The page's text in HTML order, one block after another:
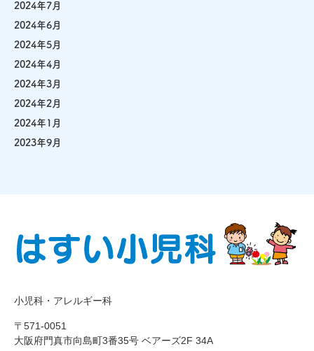
2024年7月
2024年6月
2024年5月
2024年4月
2024年3月
2024年2月
2024年1月
2023年9月
小児科・アレルギー科
〒571-0051
大阪府門真市向島町3番35号 ベアーズ2F 34A